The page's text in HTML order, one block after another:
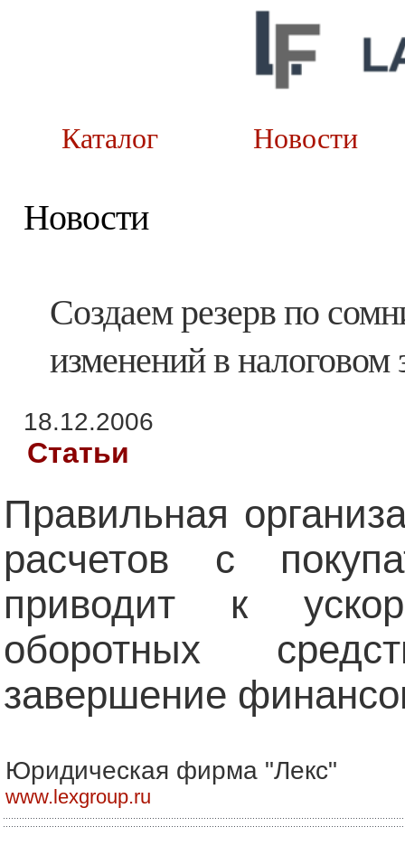
Каталог
Новости
Создаем резерв по
изменений в налоговом
18.12.2006
Статьи
Правильная
расчетов с
приводит к
оборотных
завершение
Юридическая фирма "Лекс"
www.lexgroup.ru